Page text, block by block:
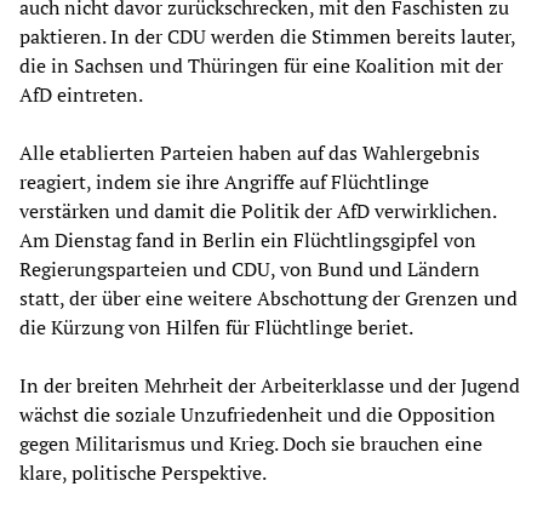
auch nicht davor zurückschrecken, mit den Faschisten zu
paktieren. In der CDU werden die Stimmen bereits lauter,
die in Sachsen und Thüringen für eine Koalition mit der
AfD eintreten.
Alle etablierten Parteien haben auf das Wahlergebnis
reagiert, indem sie ihre Angriffe auf Flüchtlinge
verstärken und damit die Politik der AfD verwirklichen.
Am Dienstag fand in Berlin ein Flüchtlingsgipfel von
Regierungsparteien und CDU, von Bund und Ländern
statt, der über eine weitere Abschottung der Grenzen und
die Kürzung von Hilfen für Flüchtlinge beriet.
In der breiten Mehrheit der Arbeiterklasse und der Jugend
wächst die soziale Unzufriedenheit und die Opposition
gegen Militarismus und Krieg. Doch sie brauchen eine
klare, politische Perspektive.